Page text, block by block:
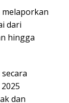
dari
hingga
dan